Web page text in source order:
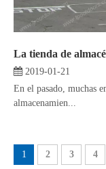
2019-01-21
En el pasado, muchas
almacenamien...
1 2 3 4